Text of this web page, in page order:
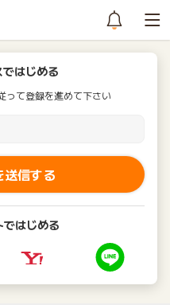
はじめる
って登録を進めて下さい
送信する
はじめる